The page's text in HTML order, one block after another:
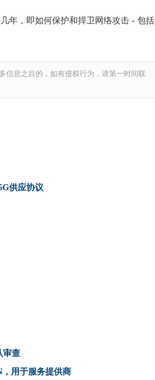
警报
年，即如何保护和捍卫网络攻击 - 包括
信息之目的，如有侵权行为，请第一时间联
供应协议
审查
用于服务提供商